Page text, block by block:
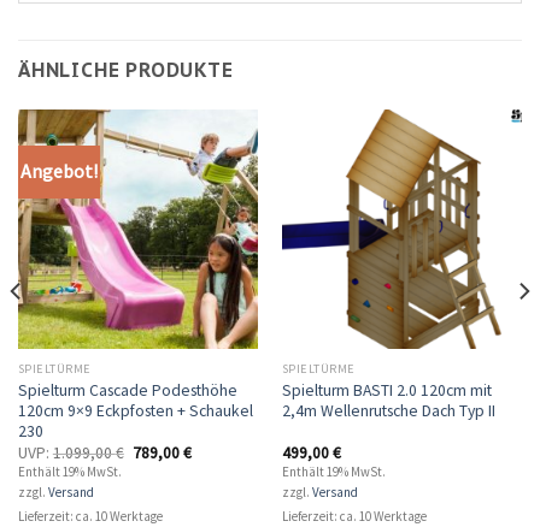
ÄHNLICHE PRODUKTE
Angebot!
SPIELTÜRME
Spielturm Cascade Podesthöhe
120cm 9×9 Eckpfosten + Schaukel
230
UVP: 1.099,00€ 789,00€
Enthält 19% MwSt.
zzgl. Versand
Lieferzeit: ca. 10 Werktage
SPIELTÜRME
Spielturm BASTI 2.0 120cm mit
2,4m Wellenrutsche Dach Typ II
499,00€
Enthält 19% MwSt.
zzgl. Versand
Lieferzeit: ca. 10 Werktage